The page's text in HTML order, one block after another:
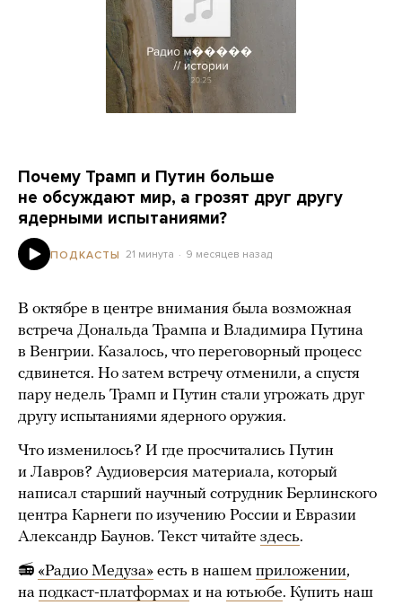
Почему Трамп и Путин больше
не обсуждают мир, а грозят друг другу
ядерными испытаниями?
ПОДКАСТЫ 21 минута 9 месяцев назад
В октябре в центре внимания была возможная
встреча Дональда Трампа и Владимира Путина
в Венгрии. Казалось, что переговорный процесс
сдвинется. Но затем встречу отменили, а спустя
пару недель Трамп и Путин стали угрожать друг
другу испытаниями ядерного оружия.
Что изменилось? И где просчитались Путин
и Лавров? Аудиоверсия материала, который
написал старший научный сотрудник Берлинского
центра Карнеги по изучению России и Евразии
Александр Баунов. Текст читайте здесь.
📻 «Радио Медуза» есть в нашем приложении,
на подкаст-платформах и на ютьюбе. Купить наш